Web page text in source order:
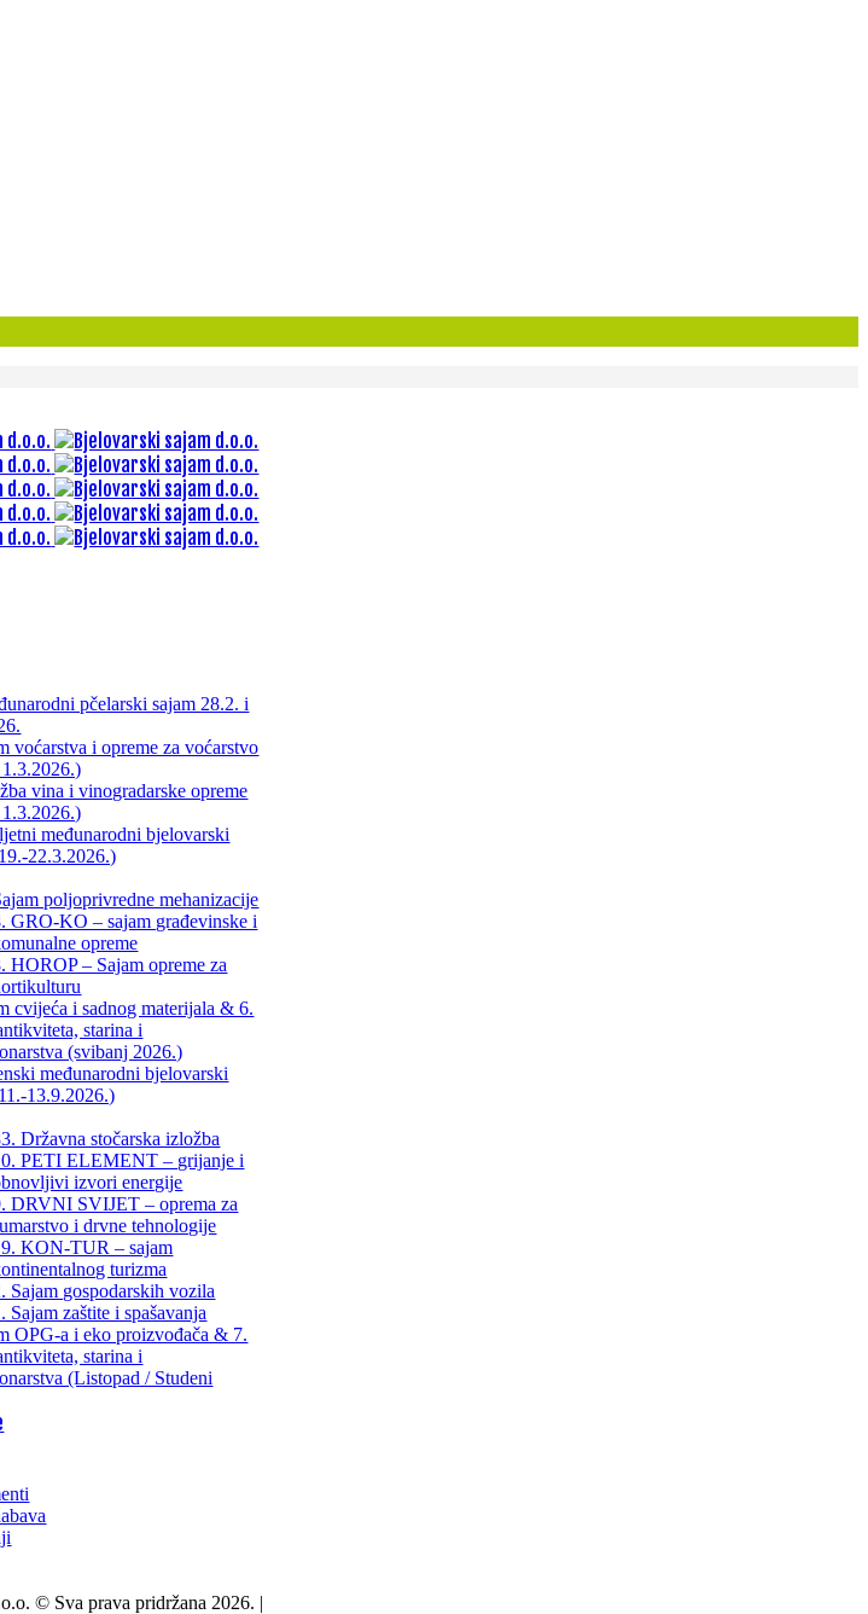
pčelarski sajam 28.2. i
voćarstva i opreme za voćarstvo
vina i vinogradarske opreme
međunarodni bjelovarski
22.3.2026.)
poljoprivredne mehanizacije
GRO-KO – sajam građevinske i
opreme
HOROP – Sajam opreme za
cvijeća i sadnog materijala & 6.
starina i
(svibanj 2026.)
međunarodni bjelovarski
13.9.2026.)
Državna stočarska izložba
PETI ELEMENT – grijanje i
izvori energije
DRVNI SVIJET – oprema za
i drvne tehnologije
KON-TUR – sajam
turizma
Sajam gospodarskih vozila
Sajam zaštite i spašavanja
OPG-a i eko proizvođača & 7.
starina i
(Listopad / Studeni
© Sva prava pridržana 2026. |